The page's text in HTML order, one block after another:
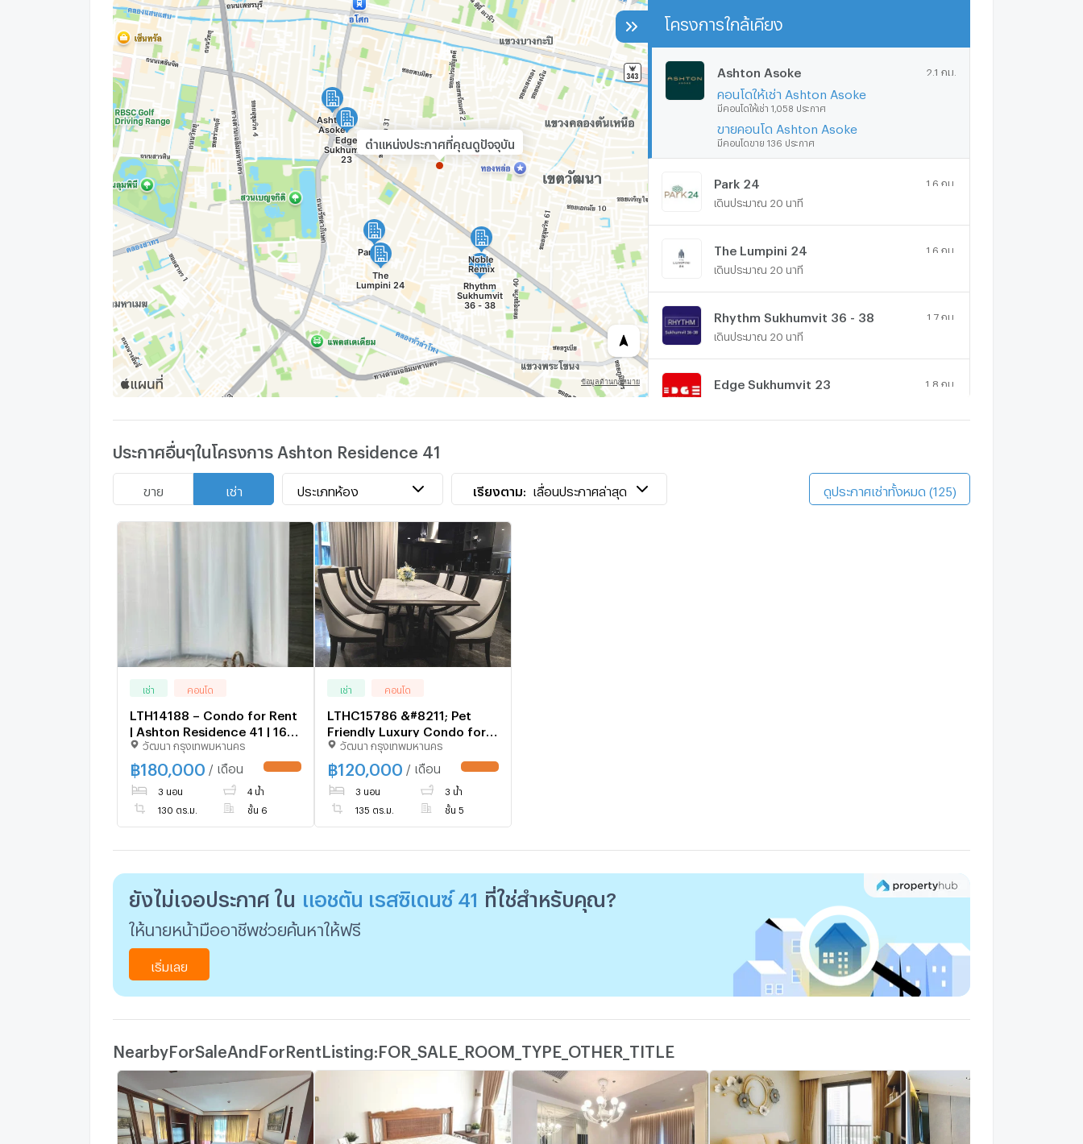
โครงการใกล้เคียง
Ashton Asoke 2.1 กม.
คอนโดให้เช่า Ashton Asoke
มีคอนโดให้เช่า 1,058 ประกาศ
ขายคอนโด Ashton Asoke
มีคอนโดขาย 136 ประกาศ
Park 24 1.6 กม.
เดินประมาณ 20 นาที
The Lumpini 24 1.6 กม.
เดินประมาณ 20 นาที
Rhythm Sukhumvit 36 - 38 1.7 กม.
เดินประมาณ 20 นาที
Edge Sukhumvit 23 1.8 กม.
ตำแหน่งประกาศที่คุณดูปัจจุบัน
ประกาศอื่นๆในโครงการ Ashton Residence 41
ขาย เช่า ประเภทห้อง เรียงตาม: เลื่อนประกาศล่าสุด ดูประกาศเช่าทั้งหมด (125)
เช่า คอนโด
LTH14188 – Condo for Rent
| Ashton Residence 41 | 160
sqm | 3 Beds 4 Baths | Near
BTS Phrom Phong |
180K/Month | คอนโดให้เช่า
แอชตัน เรสซิเดนซ์ 41
วัฒนา กรุงเทพมหานคร
฿180,000 / เดือน
3 นอน 4 น้ำ
130 ตร.ม. ชั้น 6
เช่า คอนโด
LTHC15786 &#8211; Pet
Friendly Luxury Condo for
Rent Phrom Phong | Ashton
Residence 41 | Near BTS
Phrom Phong | 120,000 THB
วัฒนา กรุงเทพมหานคร
฿120,000 / เดือน
3 นอน 3 น้ำ
135 ตร.ม. ชั้น 5
ยังไม่เจอประกาศ ใน แอชตัน เรสซิเดนซ์ 41 ที่ใช่สำหรับคุณ?
ให้นายหน้ามืออาชีพช่วยค้นหาให้ฟรี
เริ่มเลย
NearbyForSaleAndForRentListing:FOR_SALE_ROOM_TYPE_OTHER_TITLE